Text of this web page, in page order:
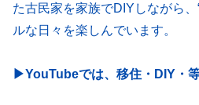
た古民家を家族でDIYしながら
ルな日々を楽しんでいます。
▶︎YouTubeでは、移住・DIY・